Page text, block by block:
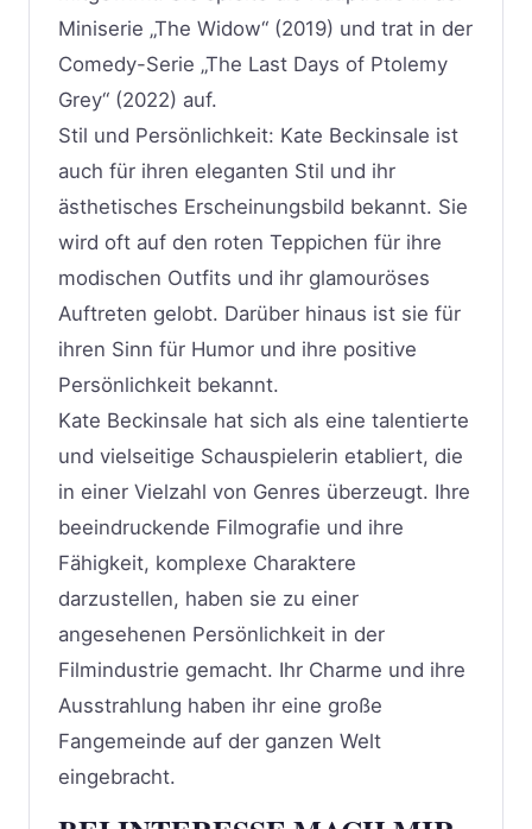
Miniserie „The Widow“ (2019) und trat in der
Comedy-Serie „The Last Days of Ptolemy
Grey“ (2022) auf.
Stil und Persönlichkeit: Kate Beckinsale ist
auch für ihren eleganten Stil und ihr
ästhetisches Erscheinungsbild bekannt. Sie
wird oft auf den roten Teppichen für ihre
modischen Outfits und ihr glamouröses
Auftreten gelobt. Darüber hinaus ist sie für
ihren Sinn für Humor und ihre positive
Persönlichkeit bekannt.
Kate Beckinsale hat sich als eine talentierte
und vielseitige Schauspielerin etabliert, die
in einer Vielzahl von Genres überzeugt. Ihre
beeindruckende Filmografie und ihre
Fähigkeit, komplexe Charaktere
darzustellen, haben sie zu einer
angesehenen Persönlichkeit in der
Filmindustrie gemacht. Ihr Charme und ihre
Ausstrahlung haben ihr eine große
Fangemeinde auf der ganzen Welt
eingebracht.